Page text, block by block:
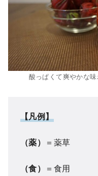
酸っぱくて爽やかな
【凡例】
（薬） ＝薬草
（食） ＝食用